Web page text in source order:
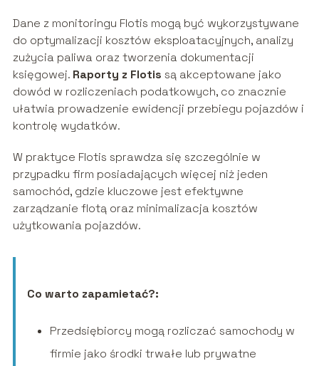
Dane z monitoringu Flotis mogą być wykorzystywane
do optymalizacji kosztów eksploatacyjnych, analizy
zużycia paliwa oraz tworzenia dokumentacji
księgowej. Raporty z Flotis są akceptowane jako
dowód w rozliczeniach podatkowych, co znacznie
ułatwia prowadzenie ewidencji przebiegu pojazdów i
kontrolę wydatków.
W praktyce Flotis sprawdza się szczególnie w
przypadku firm posiadających więcej niż jeden
samochód, gdzie kluczowe jest efektywne
zarządzanie flotą oraz minimalizacja kosztów
użytkowania pojazdów.
Co warto zapamietać?:
Przedsiębiorcy mogą rozliczać samochody w
firmie jako środki trwałe lub prywatne